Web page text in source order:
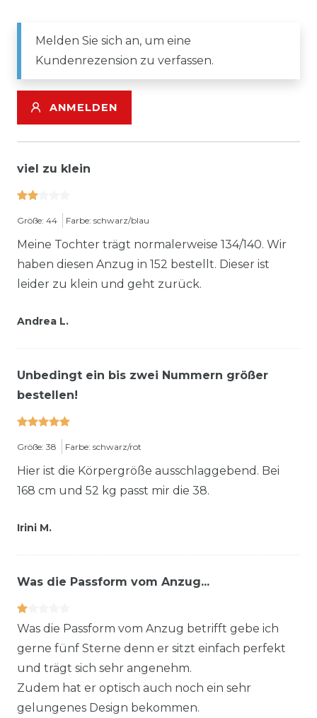
Melden Sie sich an, um eine
Kundenrezension zu verfassen.
ANMELDEN
viel zu klein
Größe: 44 Farbe: schwarz/blau
Meine Tochter trägt normalerweise 134/140. Wir
haben diesen Anzug in 152 bestellt. Dieser ist
leider zu klein und geht zurück.
Andrea L.
Unbedingt ein bis zwei Nummern größer
bestellen!
Größe: 38 Farbe: schwarz/rot
Hier ist die Körpergröße ausschlaggebend. Bei
168 cm und 52 kg passt mir die 38.
Irini M.
Was die Passform vom Anzug...
Was die Passform vom Anzug betrifft gebe ich
gerne fünf Sterne denn er sitzt einfach perfekt
und trägt sich sehr angenehm.
Zudem hat er optisch auch noch ein sehr
gelungenes Design bekommen.